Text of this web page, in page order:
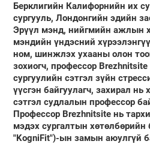
Берклигийн Калифорнийн их
сургууль, Лондонгийн эдийн
Эрүүл мэнд, нийгмийн ажлын
мэндийн үндэсний
ном, шинжлэх ухааны олон
зохиогч, профессор
сургуулийн сэтгэл зүйн
үүсгэн байгуулагч, захирал нь
сэтгэл судлалын профессор
Профессор Brezhnitsite нь
мэдэх сургалтын хөтөлбөрийн
"KogniFit")-ын замын аюулгүй